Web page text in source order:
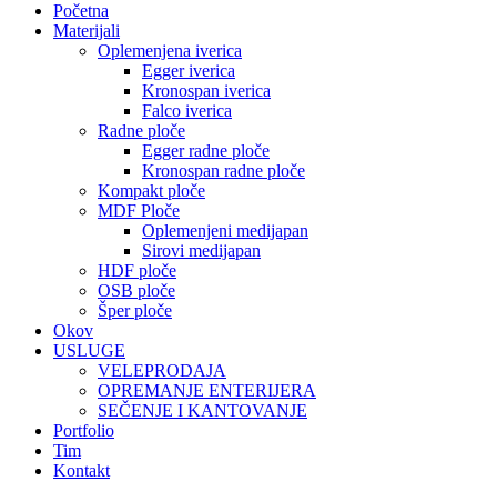
Početna
Materijali
Oplemenjena iverica
Egger iverica
Kronospan iverica
Falco iverica
Radne ploče
Egger radne ploče
Kronospan radne ploče
Kompakt ploče
MDF Ploče
Oplemenjeni medijapan
Sirovi medijapan
HDF ploče
OSB ploče
Šper ploče
Okov
USLUGE
VELEPRODAJA
OPREMANJE ENTERIJERA
SEČENJE I KANTOVANJE
Portfolio
Tim
Kontakt